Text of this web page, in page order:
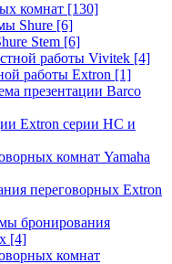
комнат [130]
Shure [6]
Stem [6]
работы Vivitek [4]
работы Extron [1]
презентации Barco
Extron серии HC и
комнат Yamaha
переговорных Extron
бронирования
[4]
комнат